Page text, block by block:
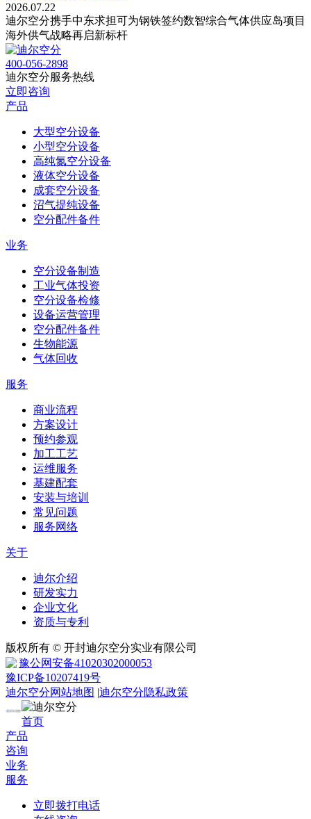
2026.07.22
迪尔空分携手中东求担可为钢铁签约数智综合气体供应岛项目
海外供气战略再启新标杆
400-056-2898
迪尔空分服务热线
立即咨询
产品
大型空分设备
小型空分设备
高纯氮空分设备
液体空分设备
成套空分设备
沼气提纯设备
空分配件备件
业务
空分设备制造
工业气体投资
空分设备检修
设备运营管理
空分配件备件
生物能源
气体回收
服务
商业流程
方案设计
预约参观
加工工艺
运维服务
基建配套
安装与培训
常见问题
服务网络
关于
迪尔介绍
研发实力
企业文化
资质与专利
版权所有 © 开封迪尔空分实业有限公司
豫公网安备41020302000053
豫ICP备10207419号
迪尔空分网站地图 |迪尔空分隐私政策
首页
产品
咨询
业务
服务
立即拨打电话